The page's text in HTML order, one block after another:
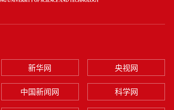
新华网 央视网
中国新闻网 科学网